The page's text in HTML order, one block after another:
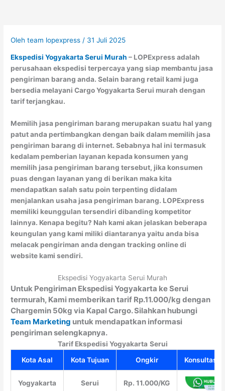
Olehteam lopexpress / 31 Juli 2025
Ekspedisi Yogyakarta Serui Murah – LOPExpress adalah
perusahaan ekspedisi terpercaya yang siap membantu jasa
pengiriman barang anda. Selain barang retail kami juga
bersedia melayani Cargo Yogyakarta Serui murah dengan
tarif terjangkau.
Memilih jasa pengiriman barang merupakan suatu hal yang
patut anda pertimbangkan dengan baik dalam memilih jasa
pengiriman barang di internet. Sebabnya hal ini termasuk
kedalam pemberian layanan kepada konsumen yang
memilih jasa pengiriman barang tersebut, jika konsumen
puas dengan layanan yang di berikan maka kita
mendapatkan salah satu poin terpenting didalam
menjalankan usaha jasa pengiriman barang. LOPExpress
memiliki keunggulan tersendiri dibanding kompetitor
lainnya. Kenapa begitu? Nah kami akan jelaskan beberapa
keungulan yang kami miliki diantaranya yaitu anda bisa
melacak pengiriman anda dengan tracking online di
website kami sendiri.
Ekspedisi Yogyakarta Serui Murah
Untuk Pengiriman Ekspedisi Yogyakarta ke Serui
termurah, Kami memberikan tarif Rp.11.000/kg dengan
Chargemin 50kg via Kapal Cargo. Silahkan hubungi
Team Marketing untuk mendapatkan informasi
pengiriman selengkapnya.
Tarif Ekspedisi Yogyakarta Serui
Kota Asal
Kota Tujuan Ongkir Konsultasi
Yogyakarta Serui Rp. 11.000/KG